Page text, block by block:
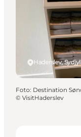
Haderslev,
Foto: Destination
© VisitHaderslev